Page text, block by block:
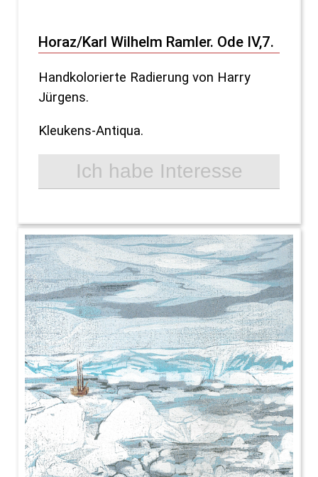
Horaz/Karl Wilhelm Ramler. Ode IV,7.
Handkolorierte Radierung von Harry
Jürgens.
Kleukens-Antiqua.